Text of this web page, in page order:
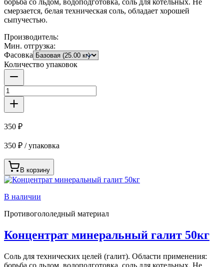
борьба со льдом, водоподготовка, соль для котельных. Не
смерзается, белая техническая соль, обладает хорошей
сыпучестью.
Производитель:
Мин. отгрузка:
Фасовка
Количество упаковок
350 ₽
350 ₽ / упаковка
В корзину
В наличии
Противогололедный материал
Концентрат минеральный галит 50кг
Соль для технических целей (галит). Области применения:
борьба со льдом, водоподготовка, соль для котельных. Не